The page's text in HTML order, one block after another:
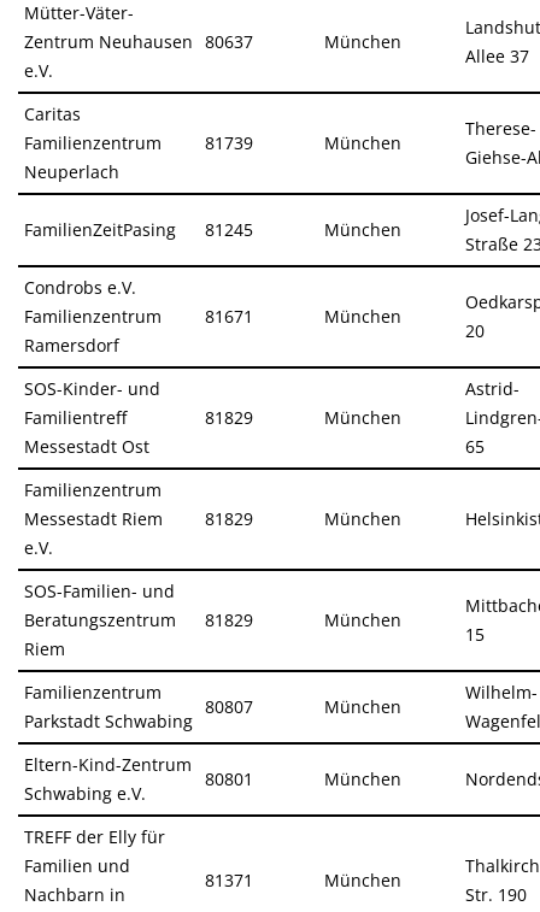
Mütter-Väter-
Zentrum Neuhausen
e.V.
80637 München
Allee 37
Caritas
Familienzentrum
Neuperlach
81739 München
Therese-
Giehse-
FamilienZeitPasing 81245 München
Josef-
Straße
Condrobs e.V.
Familienzentrum
Ramersdorf
81671 München
20
SOS-Kinder- und
Familientreff
Messestadt Ost
81829 München
Astrid-
65
Familienzentrum
Messestadt Riem
e.V.
81829 München
SOS-Familien- und
Beratungszentrum
Riem
81829 München
15
Familienzentrum
Parkstadt Schwabing
80807 München
Wilhelm-
Eltern-Kind-Zentrum
Schwabing e.V.
80801 München
TREFF der Elly für
Familien und
Nachbarn in
81371 München
Str. 190